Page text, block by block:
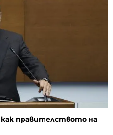
правителството на